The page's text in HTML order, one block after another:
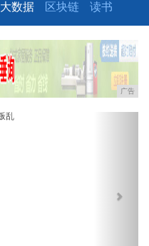
大数据 区块链 读书
广告